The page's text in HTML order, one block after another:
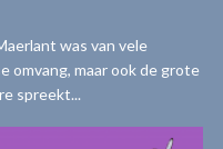
was van vele
omvang, maar ook de grote
spreekt...